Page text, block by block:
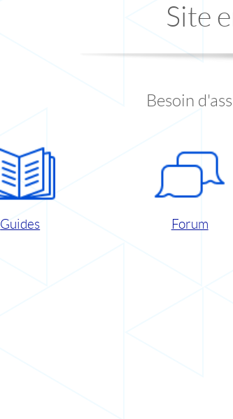
Site
Besoin
Guides Forum